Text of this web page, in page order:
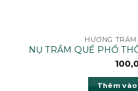
HƯƠNG
NỤ TRẦM QUẾ PHỔ
Thêm